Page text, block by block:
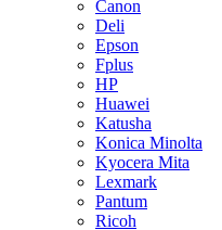
Canon
Deli
Epson
Fplus
HP
Huawei
Katusha
Konica Minolta
Kyocera Mita
Lexmark
Pantum
Ricoh